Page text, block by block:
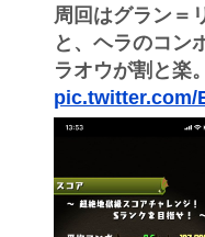
周回はグラン＝
と、ヘラのコン
ラオウが割と楽
pic.twitter.com/